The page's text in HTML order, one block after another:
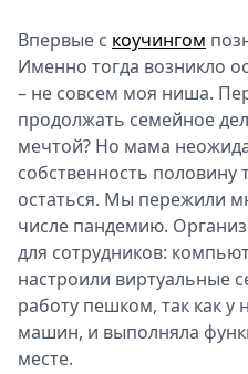
Впервые с коучингом
Именно тогда возникло
– не совсем моя ниша.
продолжать семейное
мечтой? Но мама
собственность
остаться. Мы пережили
числе пандемию.
для сотрудников:
настроили виртуальные
работу пешком, так как у
машин, и выполняла
месте.